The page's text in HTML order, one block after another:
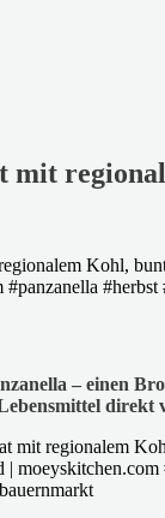
mit
– einen
direkt